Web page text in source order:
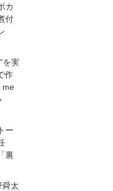
カ
付
を実
作
me
ー
裏
舜太